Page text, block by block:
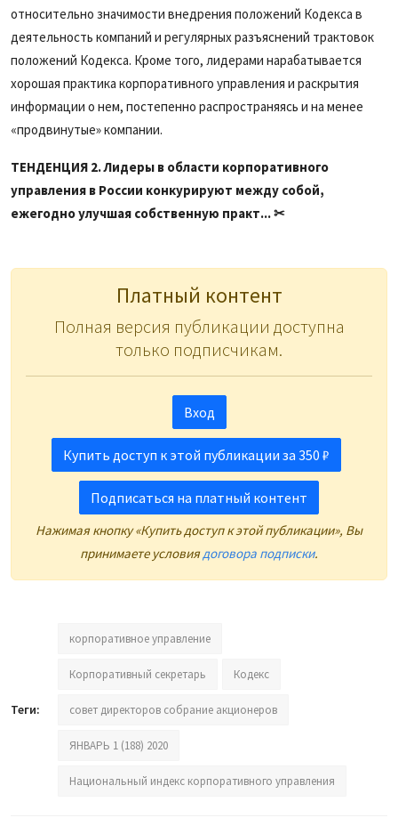
относительно значимости внедрения положений Кодекса в
деятельность компаний и регулярных разъяснений трактовок
положений Кодекса. Кроме того, лидерами нарабатывается
хорошая практика корпоративного управления и раскрытия
информации о нем, постепенно распространяясь и на менее
«продвинутые» компании.
ТЕНДЕНЦИЯ 2. Лидеры в области корпоративного
управления в России конкурируют между собой,
ежегодно улучшая собственную практ... ✂
Платный контент
Полная версия публикации доступна
только подписчикам.
Вход
Купить доступ к этой публикации за 350 ₽
Подписаться на платный контент
Нажимая кнопку «Купить доступ к этой публикации», Вы
принимаете условия договора подписки.
Теги:
корпоративное управление
Корпоративный секретарь Кодекс
совет директоров собрание акционеров
ЯНВАРЬ 1 (188) 2020
Национальный индекс корпоративного управления